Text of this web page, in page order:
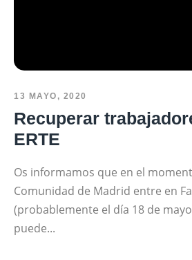
13 MAYO, 2020
Recuperar
ERTE
Os informamos que en el
Comunidad de Madrid entre en
(probablemente el día 18 de
puede...